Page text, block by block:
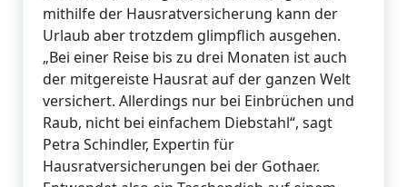
mithilfe der Hausratversicherung kann der
Urlaub aber trotzdem glimpflich ausgehen.
„Bei einer Reise bis zu drei Monaten ist auch
der mitgereiste Hausrat auf der ganzen Welt
versichert. Allerdings nur bei Einbrüchen und
Raub, nicht bei einfachem Diebstahl“, sagt
Petra Schindler, Expertin für
Hausratversicherungen bei der Gothaer.